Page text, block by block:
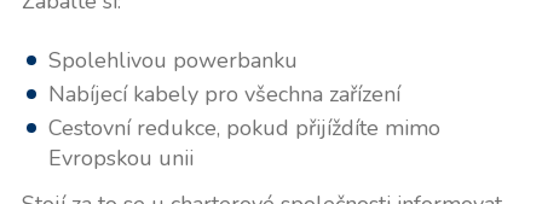
Spolehlivou powerbanku
Nabíjecí kabely pro všechna zařízení
Cestovní redukce, pokud přijíždíte mimo
Evropskou unii